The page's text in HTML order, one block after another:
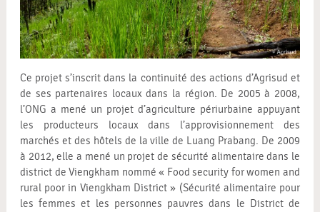
Ce projet s’inscrit dans la continuité des actions d’Agrisud et
de ses partenaires locaux dans la région. De 2005 à 2008,
l’ONG a mené un projet d’agriculture périurbaine appuyant
les producteurs locaux dans l’approvisionnement des
marchés et des hôtels de la ville de Luang Prabang. De 2009
à 2012, elle a mené un projet de sécurité alimentaire dans le
district de Viengkham nommé « Food security for women and
rural poor in Viengkham District » (Sécurité alimentaire pour
les femmes et les personnes pauvres dans le District de